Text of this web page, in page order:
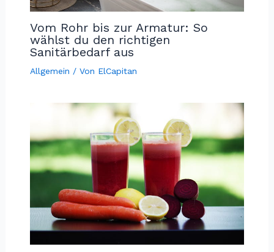
Vom Rohr bis zur Armatur: So
wählst du den richtigen
Sanitärbedarf aus
Allgemein / Von ElCapitan